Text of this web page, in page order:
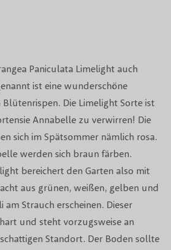
Paniculata Limelight auch
ist eine wunderschöne
Die Limelight Sorte ist
Annabelle zu verwirren! Die
sich im Spätsommer nämlich rosa.
werden sich braun färben.
bereichert den Garten also mit
aus grünen, weißen, gelben und
am Strauch erscheinen. Dieser
und steht vorzugsweise an
Standort. Der Boden sollte
Im Frühling, nach dem Frost
Sonne/Halbschatten
Winterhart
Das ganze Jahr hindurch, es sei
denn, es friert.
den Garten